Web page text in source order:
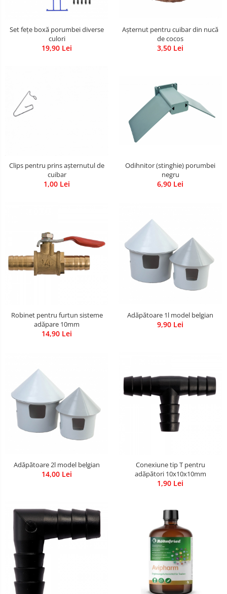
Set fețe boxă porumbei diverse
culori
19,90 Lei
Așternut pentru cuibar din nucă
de cocos
3,50 Lei
Clips pentru prins așternutul de
cuibar
1,00 Lei
Odihnitor (stinghie) porumbei
negru
6,90 Lei
Robinet pentru furtun sisteme
adăpare 10mm
14,90 Lei
Adăpătoare 1l model belgian
9,90 Lei
Adăpătoare 2l model belgian
14,00 Lei
Conexiune tip T pentru
adăpători 10x10x10mm
1,90 Lei